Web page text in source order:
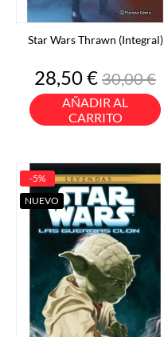
Star Wars Thrawn (Integral)
Precio
28,50 €Precio
base
30,00 €
AÑADIR AL
CARRITO
-5%
NUEVO